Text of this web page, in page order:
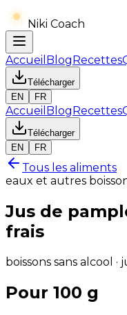
Niki Coach
Accueil BlogRecettes
Télécharger
EN
FR
Accueil BlogRecettes
Télécharger
EN
FR
Tous les aliments
eaux et autres
Jus de
frais
boissons sans alcool ·
Pour 100 g